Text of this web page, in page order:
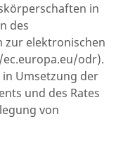
in
des
elektronischen
odr).
Umsetzung der
und des Rates
von